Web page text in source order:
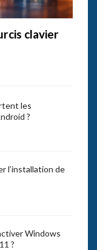
clavier
les
?
l’installation de
Windows
?